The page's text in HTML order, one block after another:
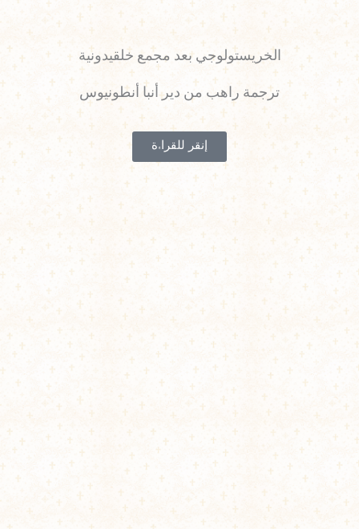
الخريستولوجي بعد مجمع خلقيدونية
ترجمة راهب من دير أنبا أنطونيوس
إنقر للقراءة